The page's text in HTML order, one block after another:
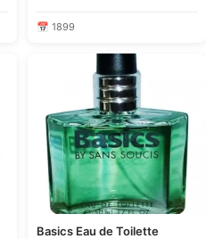
📅 1899
Basics Eau de Toilette